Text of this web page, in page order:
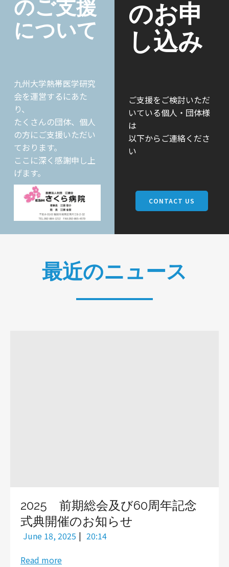
のご支援
について
九州大学熱帯医学研究
会を運営するにあた
り、
たくさんの団体、個人
の方にご支援いただい
ております。
ここに深く感謝申し上
げます。
のお申
し込み
ご支援をご検討いただ
いている個人・団体様
は
以下からご連絡くださ
い
CONTACT US
最近のニュース
2025 前期総会及び60周年記念
式典開催のお知らせ
June 18, 2025 | 20:14
Read more